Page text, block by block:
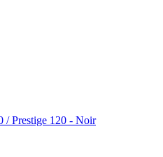
/ Prestige 120 - Noir